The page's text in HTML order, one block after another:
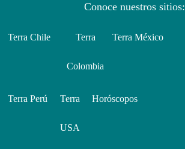
Conoce nuestros sitios:
Terra Chile Terra
Colombia
Terra México
Terra Perú Terra
USA
Horóscopos